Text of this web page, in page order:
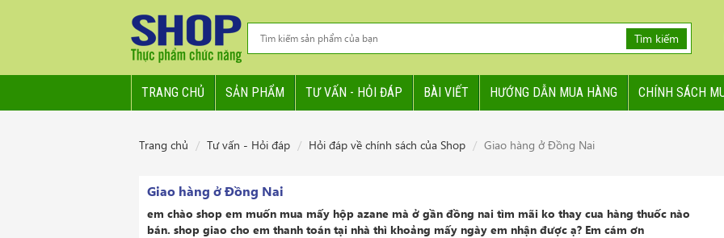
Tìm kiếm
TRANG CHỦ SẢN PHẨM TƯ VẤN - HỎI ĐÁP BÀI VIẾT HƯỚNG DẪN MUA HÀNG CHÍNH SÁCH
Trang chủ Tư vấn - Hỏi đáp Hỏi đáp về chính sách của Shop Giao hàng ở Đồng Nai
Giao hàng ở Đồng Nai
em chào shop em muốn mua mấy hộp azane mà ở gần đồng nai tìm mãi ko thay cua hàng thuốc nào
bán. shop giao cho em thanh toán tại nhà thì khoảng mấy ngày em nhận được ạ? Em cám ơn